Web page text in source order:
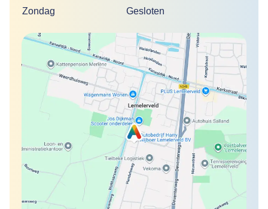
Zondag Gesloten